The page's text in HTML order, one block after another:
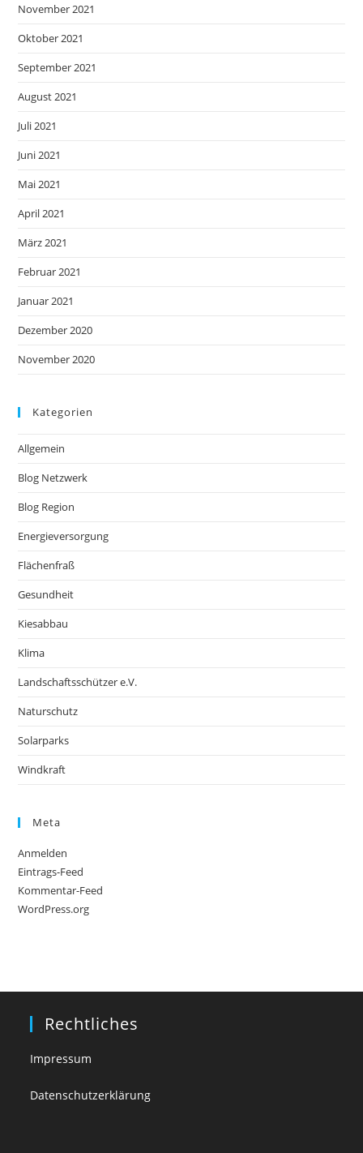
November 2021
Oktober 2021
September 2021
August 2021
Juli 2021
Juni 2021
Mai 2021
April 2021
März 2021
Februar 2021
Januar 2021
Dezember 2020
November 2020
Kategorien
Allgemein
Blog Netzwerk
Blog Region
Energieversorgung
Flächenfraß
Gesundheit
Kiesabbau
Klima
Landschaftsschützer e.V.
Naturschutz
Solarparks
Windkraft
Meta
Anmelden
Eintrags-Feed
Kommentar-Feed
WordPress.org
Rechtliches
Impressum
Datenschutzerklärung